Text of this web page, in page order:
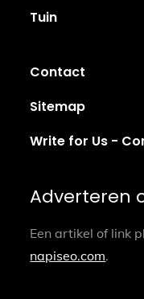
Tuin
Contact
Sitemap
Write for Us -
Adverteren
Een artikel of link
napiseo.com.